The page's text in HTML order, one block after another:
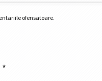
ofensatoare.
*